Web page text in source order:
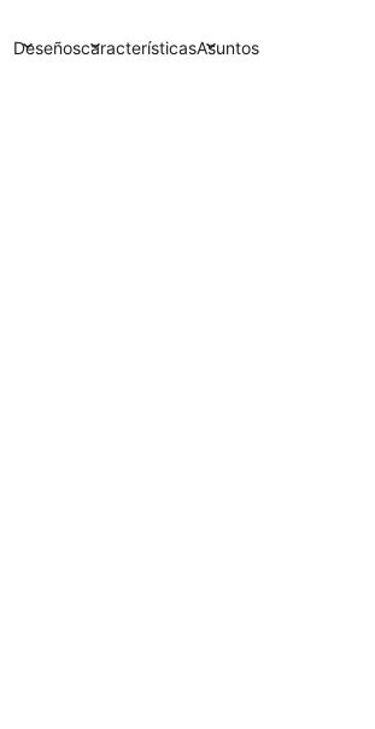
DeseñoscaracterísticasAsuntos